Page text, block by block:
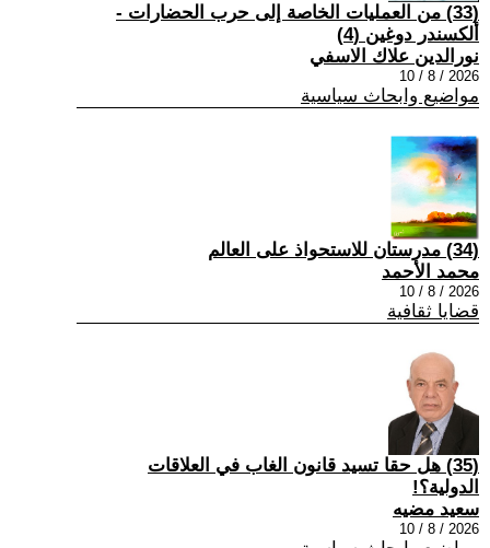
(33) من العمليات الخاصة إلى حرب الحضارات -
ألكسندر دوغين (4)
نورالدين علاك الاسفي
2026 / 8 / 10
مواضيع وابحاث سياسية
(34) مدرستان للاستحواذ على العالم
محمد الأحمد
2026 / 8 / 10
قضايا ثقافية
(35) هل حقا تسيد قانون الغاب في العلاقات
الدولية؟!
سعيد مضيه
2026 / 8 / 10